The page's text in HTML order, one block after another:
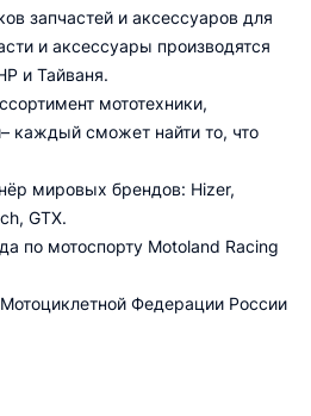
запчастей и аксессуаров для
и аксессуары производятся
и Тайваня.
мототехники,
каждый сможет найти то, что
мировых брендов: Hizer,
GTX.
по мотоспорту Motoland Racing
Федерации России